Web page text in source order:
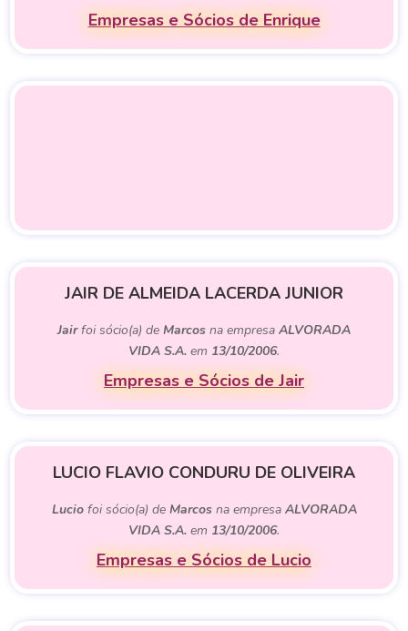
Empresas e Sócios de Enrique
JAIR DE ALMEIDA LACERDA JUNIOR
Jairfoi sócio(a) de Marcos na empresa ALVORADA
VIDA S.A. em 13/10/2006.
Empresas e Sócios de Jair
LUCIO FLAVIO CONDURU DE OLIVEIRA
Luciofoi sócio(a) de Marcosna empresa ALVORADA
VIDA S.A. em 13/10/2006.
Empresas e Sócios de Lucio